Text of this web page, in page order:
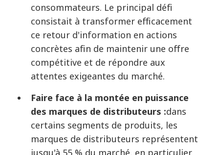
consommateurs. Le principal défi
consistait à transformer efficacement
ce retour d'information en actions
concrètes afin de maintenir une offre
compétitive et de répondre aux
attentes exigeantes du marché.
Faire face à la montée en puissance
des marques de distributeurs :dans
certains segments de produits, les
marques de distributeurs représentent
jusqu'à 55 % du marché, en particulier